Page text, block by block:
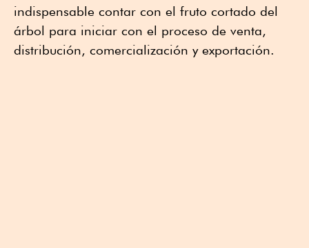
indispensable contar con el fruto cortado del
árbol para iniciar con el proceso de venta,
distribución, comercialización y exportación.